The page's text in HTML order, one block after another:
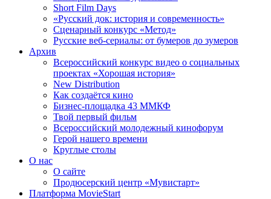
Short Film Days
«Русский док: история и современность»
Сценарный конкурс «Метод»
Русские веб-сериалы: от бумеров до зумеров
Архив
Всероссийский конкурс видео о социальных
проектах «Хорошая история»
New Distribution
Как создаётся кино
Бизнес-площадка 43 ММКФ
Твой первый фильм
Всероссийский молодежный кинофорум
Герой нашего времени
Круглые столы
О нас
О сайте
Продюсерский центр «Мувистарт»
Платформа MovieStart